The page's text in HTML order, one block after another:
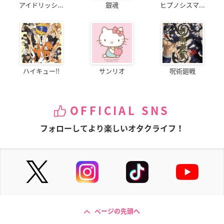
アイドリッシ... 銀魂 ヒプノシスマ...
ハイキュー!! サンリオ 呪術廻戦
OFFICIAL SNS
フォローしてより楽しいオタクライフ！
ページの先頭へ